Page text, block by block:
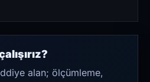
alan; ölçümleme,